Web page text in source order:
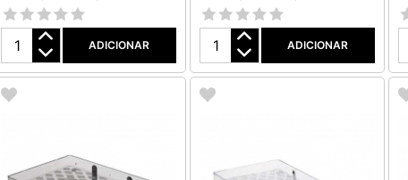
ADICIONAR ADICIONAR